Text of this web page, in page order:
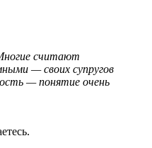
считают
— своих супругов
— понятие очень